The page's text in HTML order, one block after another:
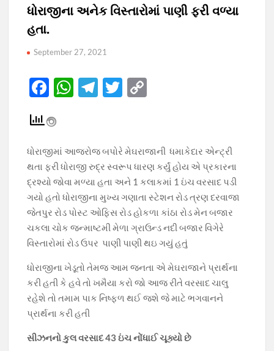
ધોરાજીના અનેક વિસ્તારોમાં પાણી ફરી વળ્યા
હતા.
September 27, 2021
F
e
b
o
o
k
W
s
A
p
p
T
gr
a
m
T
er y
Li
n
k
ધોરાજીમાં આજરોજ બપોરે મેઘરાજાની ધમાકેદાર એન્ટ્રી
થતા ફરી ધોરાજી રુદ્ર સ્વરૂપ ધારણ કર્યું હોય એ પ્રકારના
દ્રશ્યો જોવા મળ્યા હતા અને 1 કલાકમાં 1 ઇંચ વરસાદ પડી
ગયો હતો ધોરાજીના મુખ્ય ગણાતા સ્ટેશન રોડ ત્રણ દરવાજા
જેતપુર રોડ પોસ્ટ ઓફિસ રોડ હોકળા કાંઠા રોડ મેન બજાર
ચકલા ચોક જન્માષ્ટમી મેળા ગ્રાઉન્ડ નદી બજાર વિગેરે
વિસ્તારોમાં રોડ ઉપર પાણી પાણી થઇ ગયું હતું
ધોરાજીના ખેડૂતો તેમજ આમ જનતા એ મેઘરાજાને પ્રાર્થના
કરી હતી કે હવે તો ખમૈયા કરો જો આજ રીતે વરસાદ ચાલુ
રહેશે તો તમામ પાક નિષ્ફળ થઈ જશે જે માટે ભગવાનને
પ્રાર્થના કરી હતી
સીઝનનો કુલ વરસાદ 43 ઇંચ નોંધાઈ ચૂક્યો છે